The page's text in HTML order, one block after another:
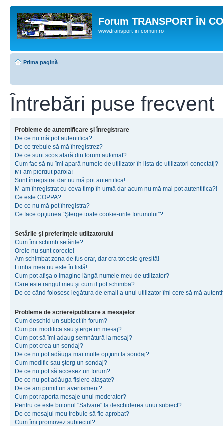
Forum TRANSPORT ÎN
www.transport-in-comun.ro
Prima pagină
Întrebări puse frecvent
Probleme de autentificare şi înregistrare
De ce nu mă pot autentifica?
De ce trebuie să mă înregistrez?
De ce sunt scos afară din forum automat?
Cum fac să nu îmi apară numele de utilizator în lista de utilizatori conectaţi?
Mi-am pierdut parola!
Sunt înregistrat dar nu mă pot autentifica!
M-am înregistrat cu ceva timp în urmă dar acum nu mă mai pot autentifica?!
Ce este COPPA?
De ce nu mă pot înregistra?
Ce face opţiunea “Şterge toate cookie-urile forumului”?
Setările şi preferinţele utilizatorului
Cum îmi schimb setările?
Orele nu sunt corecte!
Am schimbat zona de fus orar, dar ora tot este greşită!
Limba mea nu este în listă!
Cum pot afişa o imagine lângă numele meu de utilizator?
Care este rangul meu şi cum il pot schimba?
De ce când folosesc legătura de email a unui utilizator îmi cere să mă
Probleme de scriere/publicare a mesajelor
Cum deschid un subiect în forum?
Cum pot modifica sau şterge un mesaj?
Cum pot să îmi adaug semnătură la mesaj?
Cum pot crea un sondaj?
De ce nu pot adăuga mai multe opţiuni la sondaj?
Cum modific sau şterg un sondaj?
De ce nu pot să accesez un forum?
De ce nu pot adăuga fişiere ataşate?
De ce am primit un avertisment?
Cum pot raporta mesaje unui moderator?
Pentru ce este butonul "Salvare" la deschiderea unui subiect?
De ce mesajul meu trebuie să fie aprobat?
Cum îmi promovez subiectul?